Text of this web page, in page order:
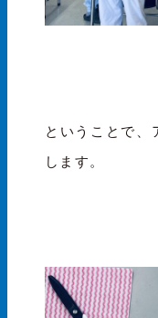
ということで、
します。